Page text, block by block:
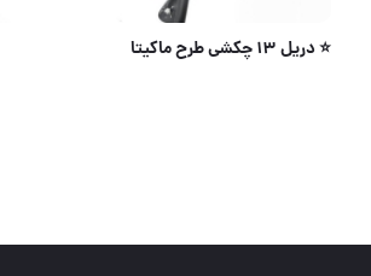
⭐️ دریل ۱۳ چکشی طرح ماکیتا